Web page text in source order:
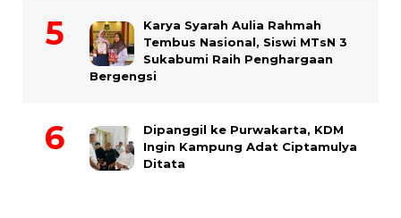
Karya Syarah Aulia Rahmah
Tembus Nasional, Siswi MTsN 3
Sukabumi Raih Penghargaan
Bergengsi
Dipanggil ke Purwakarta, KDM
Ingin Kampung Adat Ciptamulya
Ditata